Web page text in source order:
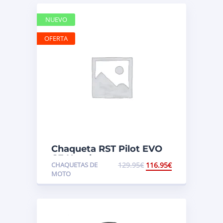
Chaqueta RST Pilot EVO
CE Hombre
CHAQUETAS DE
MOTO
129.95€ 116.95€
NUEVO
OFERTA